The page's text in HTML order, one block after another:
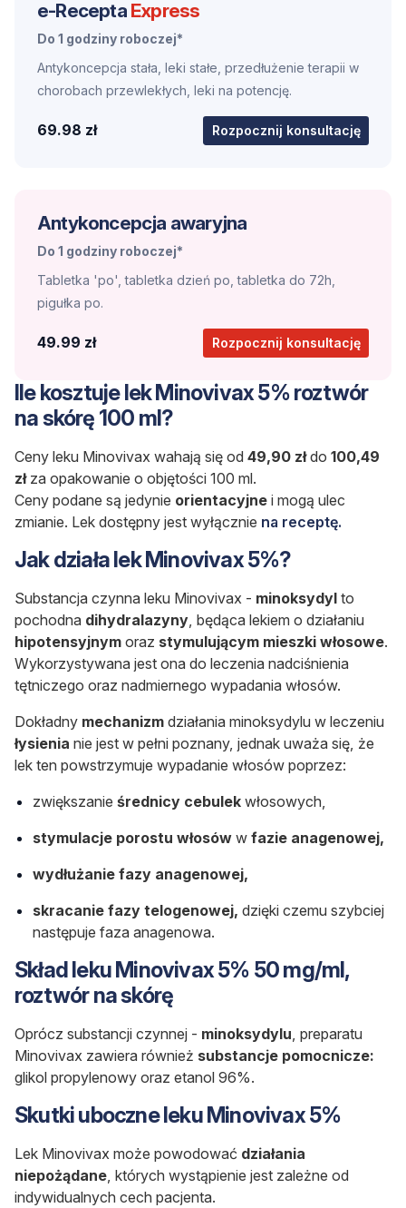
e-Recepta Express
Do 1 godziny roboczej*
Antykoncepcja stała, leki stałe, przedłużenie terapii w
chorobach przewlekłych, leki na potencję.
69.98 zł Rozpocznij konsultację
Antykoncepcja awaryjna
Do 1 godziny roboczej*
Tabletka 'po', tabletka dzień po, tabletka do 72h,
pigułka po.
49.99 zł Rozpocznij konsultację
Ile kosztuje lek Minovivax 5% roztwór
na skórę 100 ml?
Ceny leku Minovivax wahają się od 49,90 złdo 100,49
złza opakowanie o objętości 100 ml.
Ceny podane są jedynie orientacyjne i mogą ulec
zmianie. Lek dostępny jest wyłącznie na receptę.
Jak działa lek Minovivax 5%?
Substancja czynna leku Minovivax - minoksydyl to
pochodna dihydralazyny , będąca lekiem o działaniu
hipotensyjnym oraz stymulującym mieszki włosowe.
Wykorzystywana jest ona do leczenia nadciśnienia
tętniczego oraz nadmiernego wypadania włosów.
Dokładny mechanizm działania minoksydylu w leczeniu
łysienia nie jest w pełni poznany, jednak uważa się, że
lek ten powstrzymuje wypadanie włosów poprzez:
zwiększanie średnicy cebulek włosowych,
stymulacje porostu włosów w fazie anagenowej,
wydłużanie fazy anagenowej,
skracanie fazy telogenowej, dzięki czemu szybciej
następuje faza anagenowa.
Skład leku Minovivax 5% 50 mg/ml,
roztwór na skórę
Oprócz substancji czynnej - minoksydylu , preparatu
Minovivax zawiera również substancje pomocnicze:
glikol propylenowy oraz etanol 96%.
Skutki uboczne leku Minovivax 5%
Lek Minovivax może powodować działania
niepożądane , których wystąpienie jest zależne od
indywidualnych cech pacjenta.